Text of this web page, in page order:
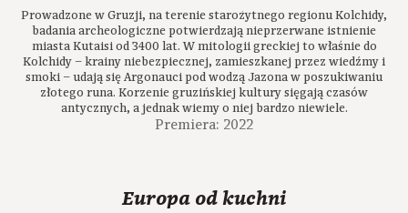
Prowadzone w Gruzji, na terenie starożytnego regionu Kolchidy,
badania archeologiczne potwierdzają nieprzerwane istnienie
miasta Kutaisi od 3400 lat. W mitologii greckiej to właśnie do
Kolchidy – krainy niebezpiecznej, zamieszkanej przez wiedźmy i
smoki – udają się Argonauci pod wodzą Jazona w poszukiwaniu
złotego runa. Korzenie gruzińskiej kultury sięgają czasów
antycznych, a jednak wiemy o niej bardzo niewiele.
Premiera: 2022
Europa od kuchni